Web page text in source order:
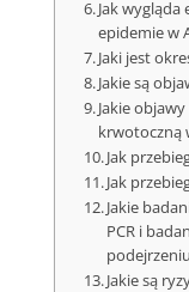
Jak
epidemie w
Jaki jest
Jakie są
Jakie
krwotoczną
Jak
Jak
Jakie
PCR i
Jakie są